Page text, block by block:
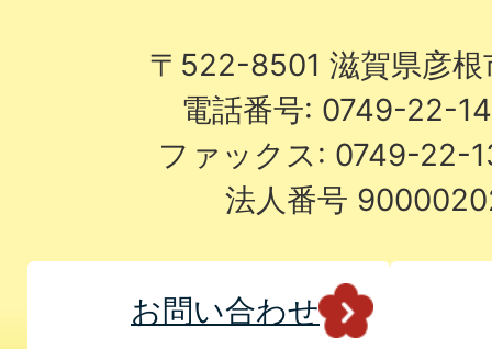
〒522-8501 滋賀県彦
電話番号: 0749-22-
ファックス: 0749-22-
法人番号
お問い合わせ